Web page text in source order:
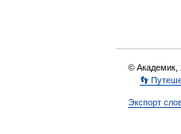
© Академик,
👣
Экспорт